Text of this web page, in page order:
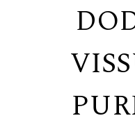
DODONEA